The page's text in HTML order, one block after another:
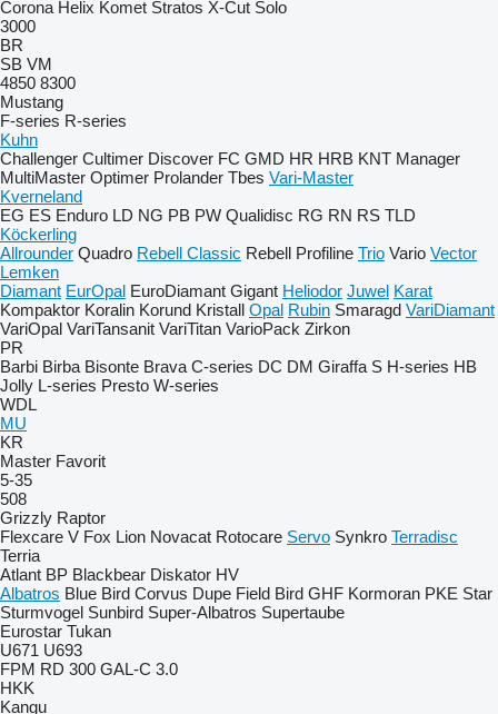
Corona Helix Komet Stratos X-Cut Solo
3000
BR
SB VM
4850 8300
Mustang
F-series R-series
Kuhn
Challenger Cultimer Discover FC GMD HR HRB KNT Manager
MultiMaster Optimer Prolander Tbes Vari-Master
Kverneland
EG ES Enduro LD NG PB PW Qualidisc RG RN RS TLD
Köckerling
Allrounder Quadro Rebell Classic Rebell Profiline Trio Vario Vector
Lemken
Diamant EurOpal EuroDiamant Gigant Heliodor Juwel Karat
Kompaktor Koralin Korund Kristall Opal Rubin Smaragd VariDiamant
VariOpal VariTansanit VariTitan VarioPack Zirkon
PR
Barbi Birba Bisonte Brava C-series DC DM Giraffa S H-series HB
Jolly L-series Presto W-series
WDL
MU
KR
Master Favorit
5-35
508
Grizzly Raptor
Flexcare V Fox Lion Novacat Rotocare Servo Synkro Terradisc
Terria
Atlant BP Blackbear Diskator HV
Albatros Blue Bird Corvus Dupe Field Bird GHF Kormoran PKE Star
Sturmvogel Sunbird Super-Albatros Supertaube
Eurostar Tukan
U671 U693
FPM RD 300 GAL-C 3.0
HKK
Kangu